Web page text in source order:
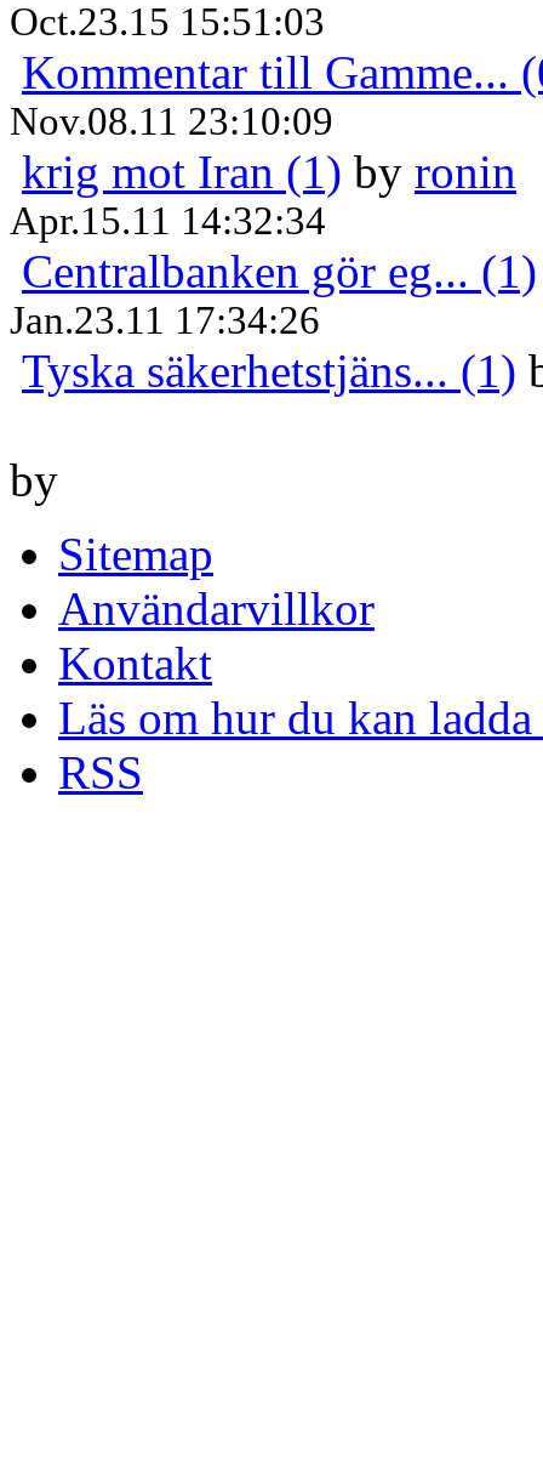
Oct.23.15 15:51:03
Kommentar till Gamme...
Nov.08.11 23:10:09
krig mot Iran (1) by ronin
Apr.15.11 14:32:34
Centralbanken gör eg... (1)
Jan.23.11 17:34:26
Tyska säkerhetstjäns... (1)
by
Sitemap
Användarvillkor
Kontakt
Läs om hur du kan
RSS